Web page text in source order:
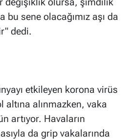
sene olacağımız aşı da
dedi.
etkileyen korona virüs
altına alınmazken, vaka
artıyor. Havaların
da grip vakalarında